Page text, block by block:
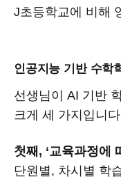
J초등학교에 비해
인공지능 기반 수학
선생님이 AI 기반
크게 세 가지입니
첫째, ‘교육과정에
단원별, 차시별 학